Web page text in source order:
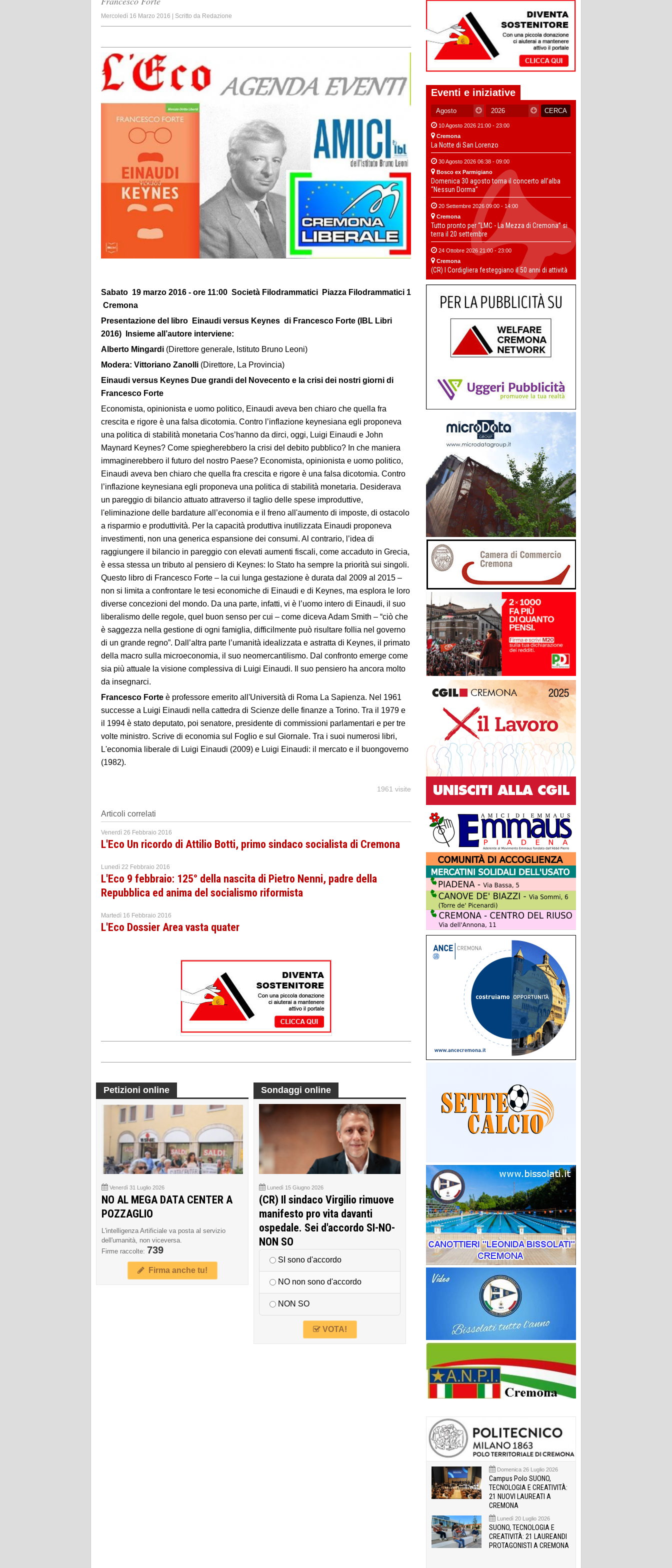
Mercoledì 16 Marzo 2016 | Scritto da Redazione
Sabato 19 marzo 2016 - ore 11:00 Società Filodrammatici Piazza Filodrammatici 1
Cremona
Presentazione del libro Einaudi versus Keynes di Francesco Forte (IBL Libri
2016) Insieme all’autore interviene:
Alberto Mingardi (Direttore generale, Istituto Bruno Leoni)
Modera: Vittoriano Zanolli (Direttore, La Provincia)
Einaudi versus Keynes Due grandi del Novecento e la crisi dei nostri giorni di
Francesco Forte
Economista, opinionista e uomo politico, Einaudi aveva ben chiaro che quella fra
crescita e rigore è una falsa dicotomia. Contro l’inflazione keynesiana egli proponeva
una politica di stabilità monetaria Cos’hanno da dirci, oggi, Luigi Einaudi e John
Maynard Keynes? Come spiegherebbero la crisi del debito pubblico? In che maniera
immaginerebbero il futuro del nostro Paese? Economista, opinionista e uomo politico,
Einaudi aveva ben chiaro che quella fra crescita e rigore è una falsa dicotomia. Contro
l’inflazione keynesiana egli proponeva una politica di stabilità monetaria. Desiderava
un pareggio di bilancio attuato attraverso il taglio delle spese improduttive,
l'eliminazione delle bardature all’economia e il freno all'aumento di imposte, di ostacolo
a risparmio e produttività. Per la capacità produttiva inutilizzata Einaudi proponeva
investimenti, non una generica espansione dei consumi. Al contrario, l’idea di
raggiungere il bilancio in pareggio con elevati aumenti fiscali, come accaduto in Grecia,
è essa stessa un tributo al pensiero di Keynes: lo Stato ha sempre la priorità sui singoli.
Questo libro di Francesco Forte – la cui lunga gestazione è durata dal 2009 al 2015 –
non si limita a confrontare le tesi economiche di Einaudi e di Keynes, ma esplora le loro
diverse concezioni del mondo. Da una parte, infatti, vi è l’uomo intero di Einaudi, il suo
liberalismo delle regole, quel buon senso per cui – come diceva Adam Smith – “ciò che
è saggezza nella gestione di ogni famiglia, difficilmente può risultare follia nel governo
di un grande regno”. Dall’altra parte l’umanità idealizzata e astratta di Keynes, il primato
della macro sulla microeconomia, il suo neomercantilismo. Dal confronto emerge come
sia più attuale la visione complessiva di Luigi Einaudi. Il suo pensiero ha ancora molto
da insegnarci.
Francesco Forte è professore emerito all'Università di Roma La Sapienza. Nel 1961
successe a Luigi Einaudi nella cattedra di Scienze delle finanze a Torino. Tra il 1979 e
il 1994 è stato deputato, poi senatore, presidente di commissioni parlamentari e per tre
volte ministro. Scrive di economia sul Foglio e sul Giornale. Tra i suoi numerosi libri,
L'economia liberale di Luigi Einaudi (2009) e Luigi Einaudi: il mercato e il buongoverno
(1982).
1961 visite
Articoli correlati
Venerdì 26 Febbraio 2016
L'Eco Un ricordo di Attilio Botti, primo sindaco socialista di Cremona
Lunedì 22 Febbraio 2016
L'Eco 9 febbraio: 125° della nascita di Pietro Nenni, padre della
Repubblica ed anima del socialismo riformista
Martedì 16 Febbraio 2016
L'Eco Dossier Area vasta quater
Petizioni online
Venerdì 31 Luglio 2026
NO AL MEGA DATA CENTER A
POZZAGLIO
L'intelligenza Artificiale va posta al servizio
dell'umanità, non viceversa.
Firme raccolte: 739
Firma anche tu!
Sondaggi online
Lunedì 15 Giugno 2026
(CR) Il sindaco Virgilio rimuove
manifesto pro vita davanti
ospedale. Sei d'accordo SI-NO-
NON SO
SI sono d'accordo
NO non sono d'accordo
NON SO
VOTA!
Eventi e iniziative
10 Agosto 2026 21:00 - 23:00
Cremona
La Notte di San Lorenzo
30 Agosto 2026 06:38 - 09:00
Bosco ex Parmigiano
Domenica 30 agosto torna il concerto all’alba
“Nessun Dorma”
20 Settembre 2026 09:00 - 14:00
Cremona
Tutto pronto per “LMC - La Mezza di Cremona” si
terra il 20 settembre
24 Ottobre 2026 21:00 - 23:00
Cremona
(CR) I Cordigliera festeggiano il 50 anni di attività
Domenica 26 Luglio 2026
Campus Polo SUONO,
TECNOLOGIA E CREATIVITÀ:
21 NUOVI LAUREATI A
CREMONA
Lunedì 20 Luglio 2026
SUONO, TECNOLOGIA E
CREATIVITÀ: 21 LAUREANDI
PROTAGONISTI A CREMONA